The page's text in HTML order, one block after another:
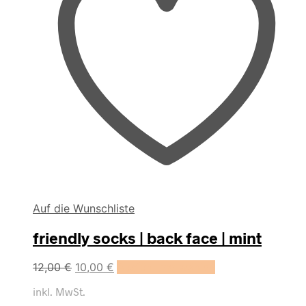
Auf die Wunschliste
friendly socks | back face | mint
12,00€ 10,00 €
inkl. MwSt.